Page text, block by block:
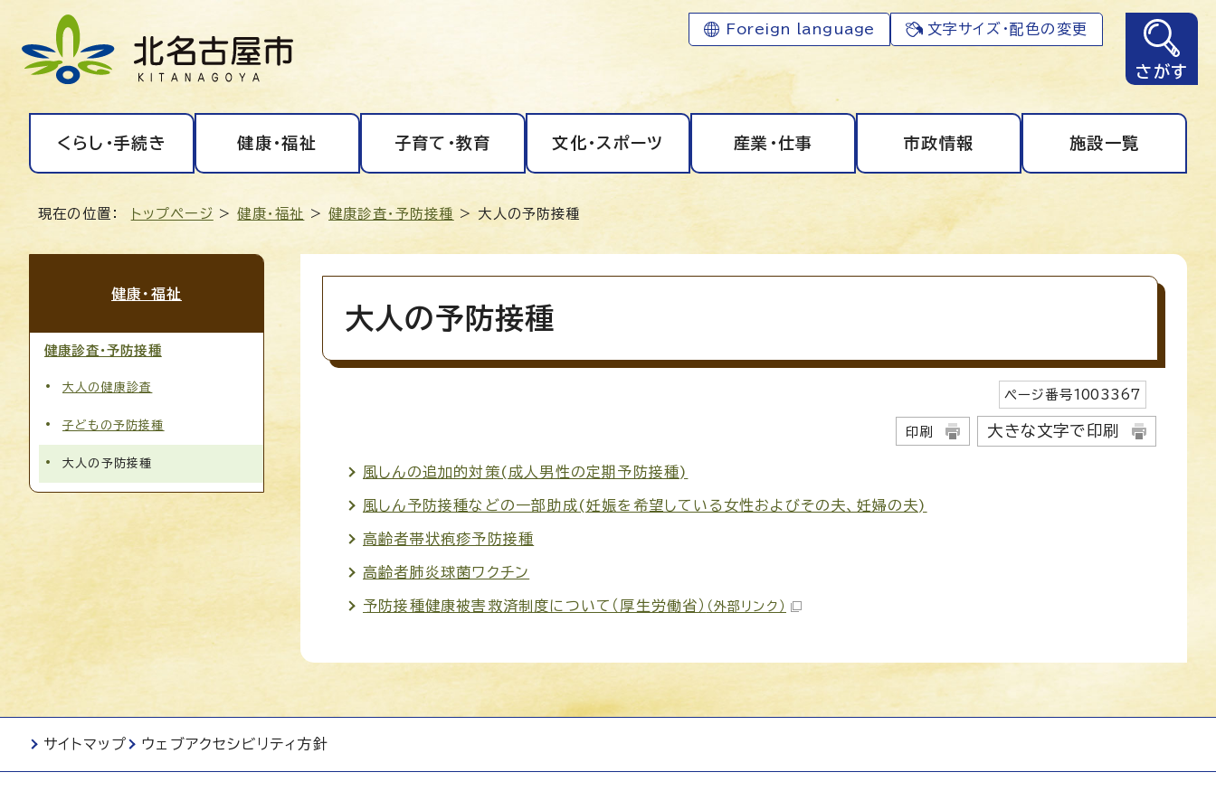
Foreign language 文字サイズ・配色の変更
さがす
くらし・手続き 健康・福祉 子育て・教育 文化・スポーツ 産業・仕事 市政情報 施設一覧
現在の位置： トップページ >健康・福祉 >健康診査・予防接種 > 大人の予防接種
大人の予防接種
ページ番号1003367
印刷 大きな文字で印刷
風しんの追加的対策(成人男性の定期予防接種)
風しん予防接種などの一部助成(妊娠を希望している女性およびその夫、妊婦の夫)
高齢者帯状疱疹予防接種
高齢者肺炎球菌ワクチン
予防接種健康被害救済制度について（厚生労働省） （外部リンク）
健康・福祉
健康診査・予防接種
大人の健康診査
子どもの予防接種
大人の予防接種
サイトマップ ウェブアクセシビリティ方針